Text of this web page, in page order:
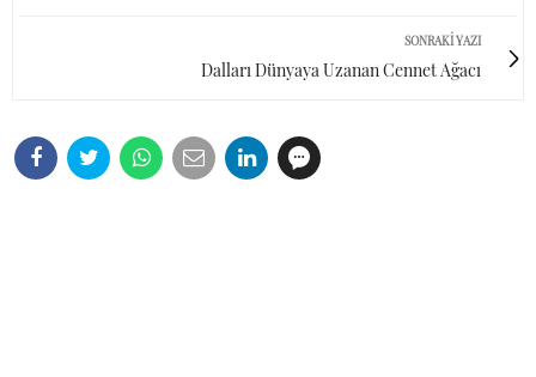
SONRAKI YAZI
Dalları Dünyaya Uzanan Cennet Ağacı